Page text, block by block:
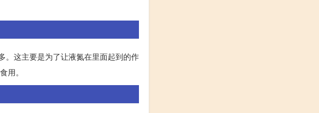
。这主要是为了让液氮在里面起到的作
用。